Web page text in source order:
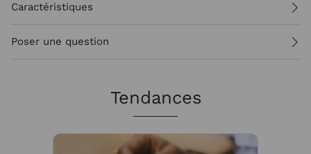
Caractéristiques
Poser une question
Tendances